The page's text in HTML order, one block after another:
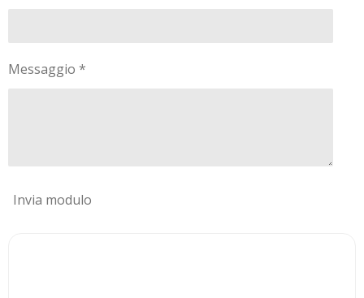
Messaggio *
Invia modulo